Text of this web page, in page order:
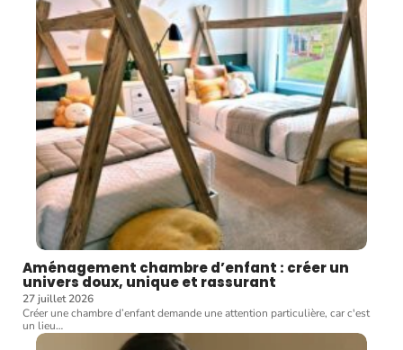
Aménagement chambre d’enfant : créer un
univers doux, unique et rassurant
27 juillet 2026
Créer une chambre d’enfant demande une attention particulière, car c'est
un lieu…